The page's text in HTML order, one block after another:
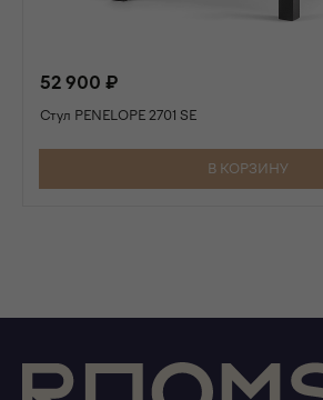
52 900 ₽
Стул PENELOPE 2701 SE
В КОРЗИНУ